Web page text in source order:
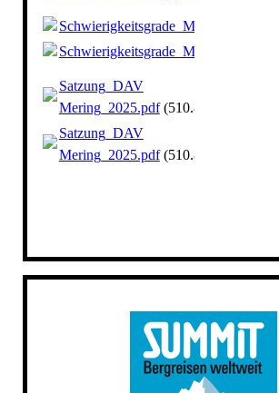
Schwierigkeitsgrade_Mountainbike.pdf
Schwierigkeitsgrade_Mountainbike.pdf
Satzung_DAV
Mering_2025.pdf(510.88KB)
Satzung_DAV
Mering_2025.pdf(510.88KB)